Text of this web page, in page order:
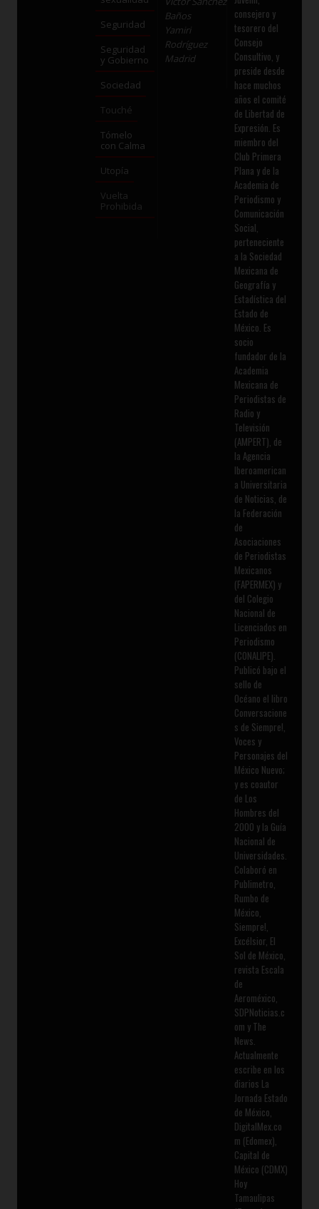
Seguridad
Seguridad
y Gobierno
Sociedad
Touché
Tómelo
con Calma
Utopía
Vuelta
Prohibida
Baños
Yamiri
Rodríguez
Madrid
consejero y
tesorero del
Consejo
Consultivo, y
preside desde
hace muchos
años el comité
de Libertad de
Expresión. Es
miembro del
Club Primera
Plana y de la
Academia de
Periodismo y
Comunicación
Social,
perteneciente
a la Sociedad
Mexicana de
Geografía y
Estadística del
Estado de
México. Es
socio
fundador de la
Academia
Mexicana de
Periodistas de
Radio y
Televisión
(AMPERT), de
la Agencia
Iberoamerican
a Universitaria
de Noticias, de
la Federación
de
Asociaciones
de Periodistas
Mexicanos
(FAPERMEX) y
del Colegio
Nacional de
Licenciados en
Periodismo
(CONALIPE).
Publicó bajo el
sello de
Océano el libro
Conversacione
s de Siempre!,
Voces y
Personajes del
México Nuevo;
y es coautor
de Los
Hombres del
2000 y la Guía
Nacional de
Universidades.
Colaboró en
Publimetro,
Rumbo de
México,
Siempre!,
Excélsior, El
Sol de México,
revista Escala
de
Aeroméxico,
SDPNoticias.c
om y The
News.
Actualmente
escribe en los
diarios La
Jornada Estado
de México,
DigitalMex.co
m (Edomex),
Capital de
México (CDMX)
Hoy
Tamaulipas